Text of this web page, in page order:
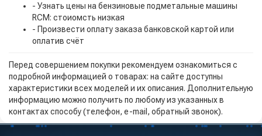
- Узнать цены на бензиновые подметальные машины
RCM: стоиомсть низкая
- Произвести оплату заказа банковской картой или
оплатив счёт
Перед совершением покупки рекомендуем ознакомиться с
подробной информацией о товарах: на сайте доступны
характеристики всех моделей и их описания. Дополнительную
информацию можно получить по любому из указанных в
контактах способу (телефон, e-mail, обратный звонок).